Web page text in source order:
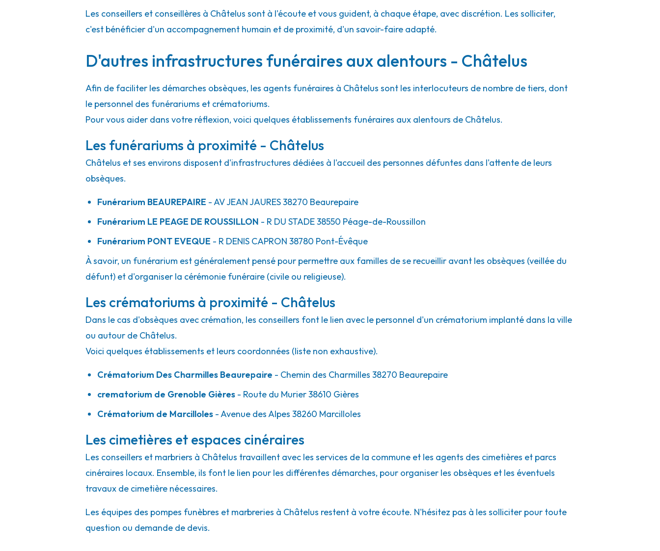
Les conseillers et conseillères à Châtelus sont à l'écoute et vous guident, à chaque étape, avec discrétion. Les solliciter,
c'est bénéficier d'un accompagnement humain et de proximité, d'un savoir-faire adapté.
D'autres infrastructures funéraires aux alentours - Châtelus
Afin de faciliter les démarches obsèques, les agents funéraires à Châtelus sont les interlocuteurs de nombre de tiers, dont
le personnel des funérariums et crématoriums.
Pour vous aider dans votre réflexion, voici quelques établissements funéraires aux alentours de Châtelus.
Les funérariums à proximité - Châtelus
Châtelus et ses environs disposent d'infrastructures dédiées à l'accueil des personnes défuntes dans l'attente de leurs
obsèques.
Funérarium BEAUREPAIRE - AVJEAN JAURES38270 Beaurepaire
Funérarium LE PEAGE DE ROUSSILLON - R DU STADE38550 Péage-de-Roussillon
Funérarium PONT EVEQUE - R DENIS CAPRON 38780 Pont-Évêque
À savoir, un funérarium est généralement pensé pour permettre aux familles de se recueillir avant les obsèques (veillée du
défunt) et d'organiser la cérémonie funéraire (civile ou religieuse).
Les crématoriums à proximité - Châtelus
Dans le cas d'obsèques avec crémation, les conseillers font le lien avec le personnel d'un crématorium implanté dans la ville
ou autour de Châtelus.
Voici quelques établissements et leurs coordonnées (liste non exhaustive).
Crématorium Des Charmilles Beaurepaire - Chemin des Charmilles 38270 Beaurepaire
crematorium de Grenoble Gières - Route du Murier 38610 Gières
Crématorium de Marcilloles - Avenue des Alpes 38260 Marcilloles
Les cimetières et espaces cinéraires
Les conseillers et marbriers à Châtelus travaillent avec les services de la commune et les agents des cimetières et parcs
cinéraires locaux. Ensemble, ils font le lien pour les différentes démarches, pour organiser les obsèques et les éventuels
travaux de cimetière nécessaires.
Les équipes des pompes funèbres et marbreries à Châtelus restent à votre écoute. N'hésitez pas à les solliciter pour toute
question ou demande de devis.